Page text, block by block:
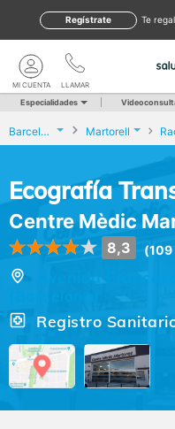
te
Regístrate
LLAMAR
MI CUENTA
Especialidades
Barcelona Martorell
Ecografía
Centre Mèdic
8,3
Avenida
Registro